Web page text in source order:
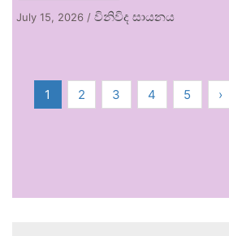
July 15, 2026 / විනිවිද සායනය
1 2 3 4 5 ›